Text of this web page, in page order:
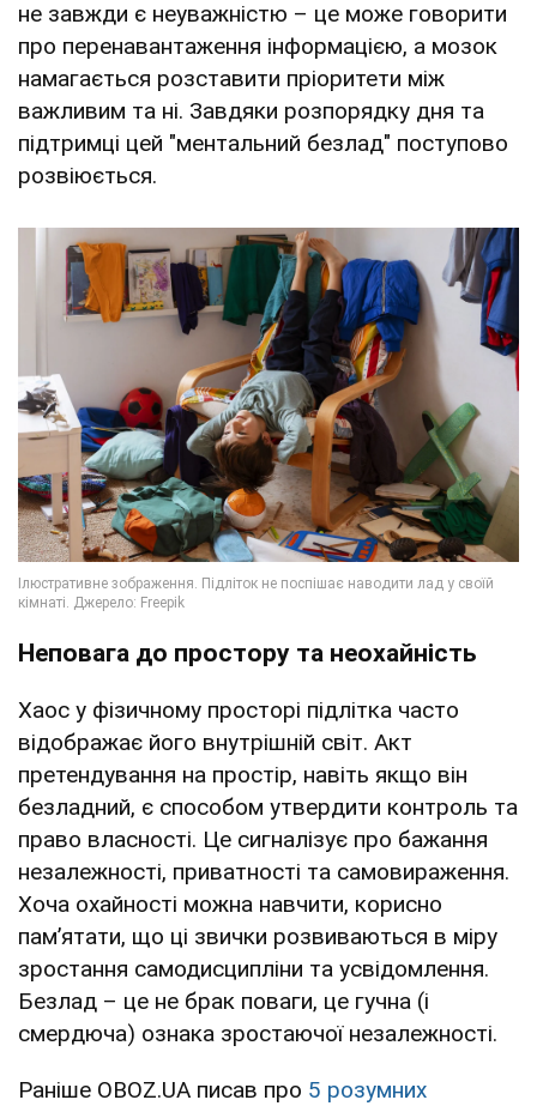
не завжди є неуважністю – це може говорити
про перенавантаження інформацією, а мозок
намагається розставити пріоритети між
важливим та ні. Завдяки розпорядку дня та
підтримці цей "ментальний безлад" поступово
розвіюється.
Неповага до простору та неохайність
Хаос у фізичному просторі підлітка часто
відображає його внутрішній світ. Акт
претендування на простір, навіть якщо він
безладний, є способом утвердити контроль та
право власності. Це сигналізує про бажання
незалежності, приватності та самовираження.
Хоча охайності можна навчити, корисно
пам’ятати, що ці звички розвиваються в міру
зростання самодисципліни та усвідомлення.
Безлад – це не брак поваги, це гучна (і
смердюча) ознака зростаючої незалежності.
Раніше OBOZ.UA писав про 5 розумних